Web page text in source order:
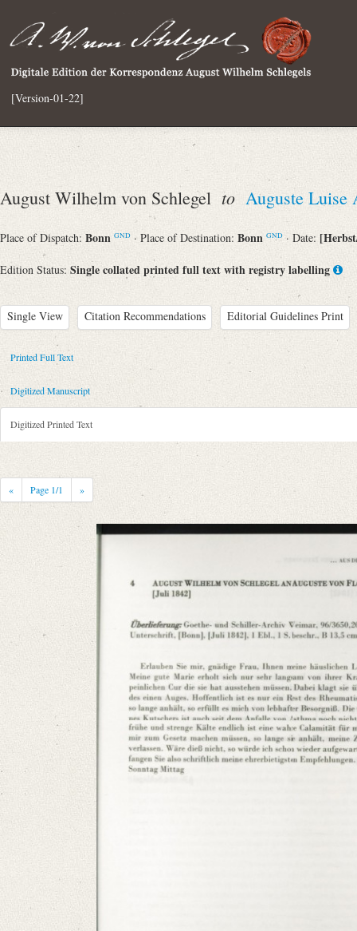
[Version-01-22]
August Wilhelm von Schlegel to Auguste Luise
Place of Dispatch: Bonn GND · Place of Destination: Bonn GND · Date:
Edition Status: Single collated printed full text with registry labelling
Single View Citation Recommendations Editorial Guidelines Print
Metadata Concerning Header
Sender: August Wilhelm von Schlegel
Recipient: Auguste Luise Adolfine von Flotow
Place of Dispatch: Bonn
Place of Destination: Bonn
Notations: Datum sowie Absende- und Empfangsort erschlossen.
Printed Text
Bibliography: „Meine liebe Marie“ ‒ „Werthester Herr Professor“.
Incipit: „[1] Erlauben Sie mir, gnädige Frau, Ihnen meine häuslichen
Provider: Weimar, Klassik Stiftung Weimar, Goethe- und Schiller-
Classification Number: GSA 96/3650
Printed Full Text
Digitized Manuscript
Digitized Printed Text
« Page 1/1 »